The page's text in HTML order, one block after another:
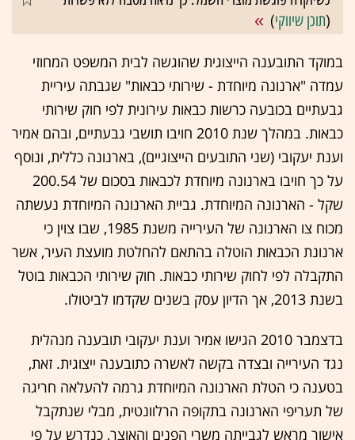
(תוכן שיווקי)
במוקד התובענה הייצוגית שהוגשה לבית המשפט המחוזי
עמדה "ארנונה מיוחדת - שירותי כבאות" שגבתה עיריית
גבעתיים בכובעה כרשות כבאות עירונית לפי חוק שירותי
כבאות. במהלך שנת 2010 חויבו תושבי גבעתיים, ובהם אמיר
וענת יעקובי (שני התובעים הייצוגיים), בארנונה כללית, ונוסף
על כך חויבו בארנונה מיוחדת לכבאות בסכום של 200.54
שקל - הארנונה המיוחדת. גביית הארנונה המיוחדת נעשתה
מכוח צו הארנונה של העירייה משנת 1985, שבו צוין כי
ארנונת הכבאות הוטלה בהתאם להחלטת מועצת העיר, אשר
התקבלה לפי לחוק שירותי כבאות. חוק שירותי הכבאות בוטל
בשנת 2013, אך הדיון עסק בשנים שקדמו לביטולו.
בדצמבר 2010 הגישו אמיר וענת יעקובי תובענה מנהלית
נגד העירייה ובצדה בקשה לאשרה כתובענה ייצוגית. זאת,
בטענה כי הטלת הארנונה המיוחדת גרמה להעלאה חריגה
של תעריפי הארנונה בתקופה הרלוונטית, מבלי שנתקבל
אישור מראש לגבייתה משרי הפנים והאוצר, כנדרש על פי